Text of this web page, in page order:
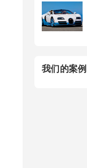
我们的案例